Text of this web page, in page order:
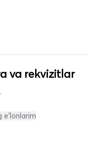
va rekvizitlar
e'lonlarim